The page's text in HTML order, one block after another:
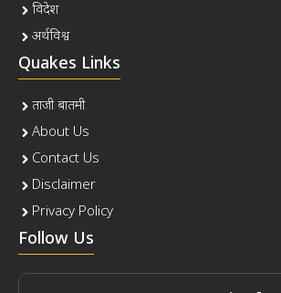
विदेश
अर्थविश्व
Quakes Links
ताजी बातमी
About Us
Contact Us
Disclaimer
Privacy Policy
Follow Us